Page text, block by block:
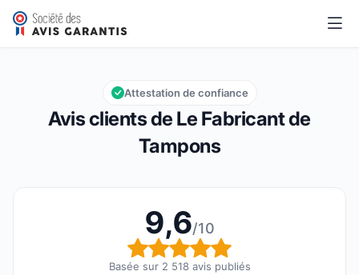
Le Fabricant de Tampons
Note globale : 9,6 sur 10
9,6/10
Avis clients de Le Fabricant de
Tampons
Attestation de confiance
9,6/10
Note globale : 9,6 sur
Basée sur 2 518 avis publiés